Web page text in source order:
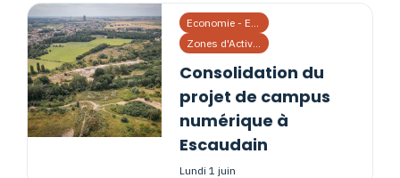
Economie - Emploi
Zones d'Activités
Consolidation du
projet de campus
numérique à
Escaudain
lundi 1 juin